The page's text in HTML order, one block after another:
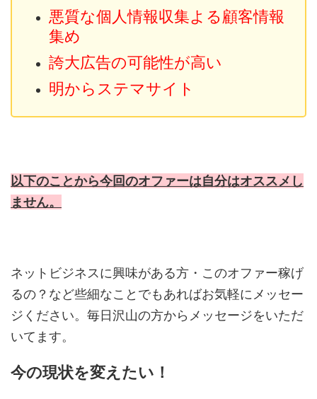
悪質な個人情報収集よる顧客情報
集め
誇大広告の可能性が高い
明からステマサイト
以下のことから今回のオファーは自分はオススメし
ません。
ネットビジネスに興味がある方・このオファー稼げ
るの？など些細なことでもあればお気軽にメッセー
ジください。毎日沢山の方からメッセージをいただ
いてます。
今の現状を変えたい！